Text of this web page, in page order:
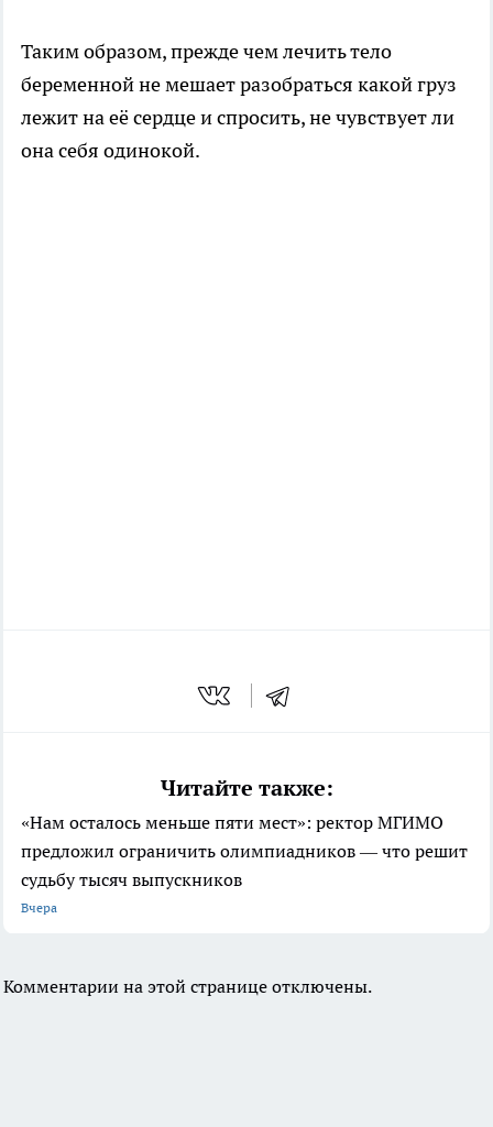
Таким образом, прежде чем лечить тело
беременной не мешает разобраться какой груз
лежит на её сердце и спросить, не чувствует ли
она себя одинокой.
Читайте также:
«Нам осталось меньше пяти мест»: ректор МГИМО
предложил ограничить олимпиадников — что решит
судьбу тысяч выпускников
Вчера
Комментарии на этой странице отключены.